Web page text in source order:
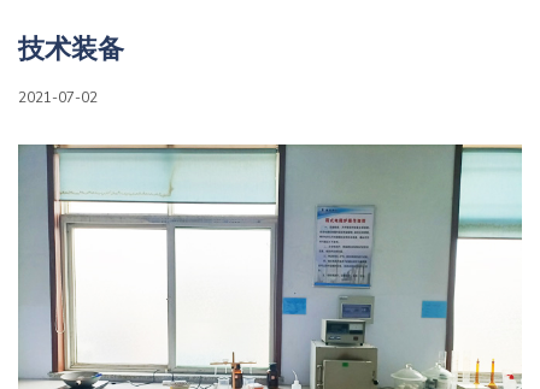
技术装备
2021-07-02